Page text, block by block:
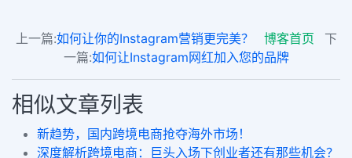
上一篇:如何让你的Instagram营销更完美？ 博客首页
下
一篇:如何让Instagram网红加入您的品牌
相似文章列表
新趋势，国内跨境电商抢夺海外市场！
深度解析跨境电商：巨头入场下创业者还有那些机会？